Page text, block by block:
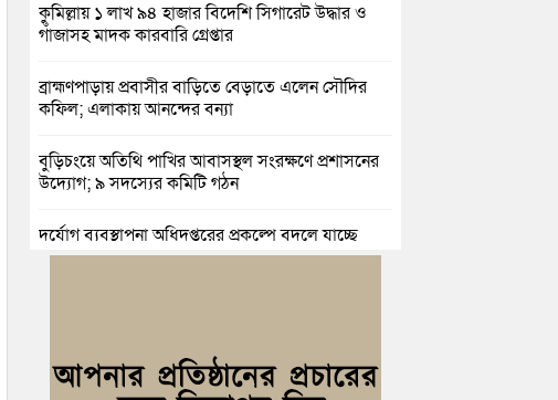
কুমিল্লায় ১ লাখ ৯৪ হাজার বিদেশি সিগারেট উদ্ধার ও
গাঁজাসহ মাদক কারবারি গ্রেপ্তার
ব্রাহ্মণপাড়ায় প্রবাসীর বাড়িতে বেড়াতে এলেন সৌদির
কফিল; এলাকায় আনন্দের বন্যা
বুড়িচংয়ে অতিথি পাখির আবাসস্থল সংরক্ষণে প্রশাসনের
উদ্যোগ; ৯ সদস্যের কমিটি গঠন
দুর্যোগ ব্যবস্থাপনা অধিদপ্তরের প্রকল্পে বদলে যাচ্ছে
চৌদ্দগ্রামের জনপদ
জুলাই অভ্যুত্থানের দ্বিতীয় বর্ষপূর্তি উপলক্ষে কুমিল্লায়